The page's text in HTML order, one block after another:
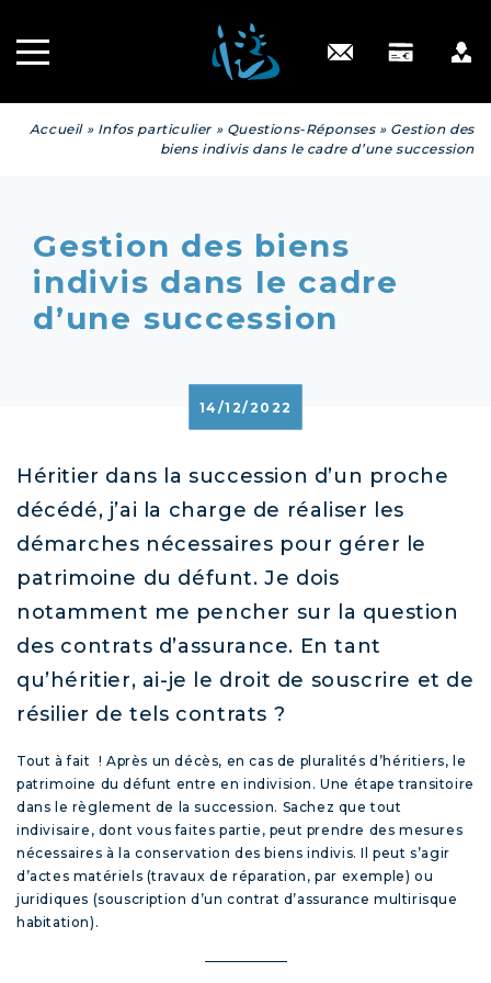
Engagé RSE
Contact
Accueil» Infos particulier» Questions-Réponses» Gestion des
biens indivis dans le cadre d’une succession
Gestion des biens
indivis dans le cadre
d’une succession
14/12/2022
Héritier dans la succession d’un proche
décédé, j’ai la charge de réaliser les
démarches nécessaires pour gérer le
patrimoine du défunt. Je dois
notamment me pencher sur la question
des contrats d’assurance. En tant
qu’héritier, ai-je le droit de souscrire et de
résilier de tels contrats ?
Tout à fait ! Après un décès, en cas de pluralités d’héritiers, le
patrimoine du défunt entre en indivision. Une étape transitoire
dans le règlement de la succession. Sachez que tout
indivisaire, dont vous faites partie, peut prendre des mesures
nécessaires à la conservation des biens indivis. Il peut s’agir
d’actes matériels (travaux de réparation, par exemple) ou
juridiques (souscription d’un contrat d’assurance multirisque
habitation).